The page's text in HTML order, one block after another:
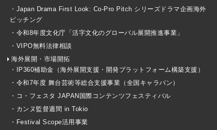
・Japan Drama First Look: Co-Pro Pitch シリーズドラマ企画海外
ピッチング
・令和8年度文化庁「活字文化のグローバル展開推進事業」
・VIPO無料法律相談
海外展開・市場開拓
・IP360補助金（海外展開支援・開発プラットフォーム構築支援）
・令和7年度 舞台芸術等総合支援事業（全国キャラバン）
・コ・フェスタ JAPAN国際コンテンツフェスティバル
・カンヌ監督週間 in Tokio
・Festival Scope活用事業